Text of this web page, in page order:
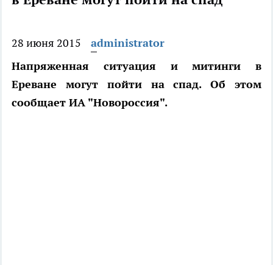
28 июня 2015
administrator
Напряженная ситуация и митинги в
Ереване могут пойти на спад. Об этом
сообщает ИА "Новороссия".